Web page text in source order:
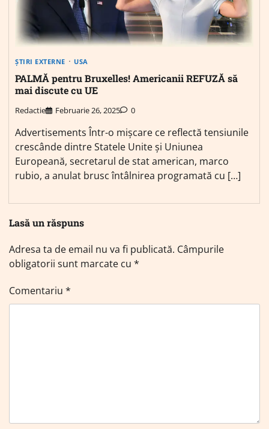
ȘTIRI EXTERNE USA
PALMĂ pentru Bruxelles! Americanii REFUZĂ să
mai discute cu UE
Redactie Februarie 26, 2025 0
Advertisements Într-o mișcare ce reflectă tensiunile
crescânde dintre Statele Unite și Uniunea
Europeană, secretarul de stat american, marco
rubio, a anulat brusc întâlnirea programată cu […]
Lasă un răspuns
Adresa ta de email nu va fi publicată. Câmpurile
obligatorii sunt marcate cu *
Comentariu *